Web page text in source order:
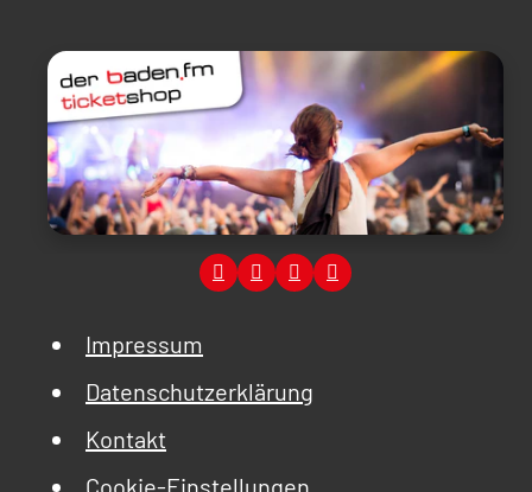
Impressum
Datenschutzerklärung
Kontakt
Cookie-Einstellungen